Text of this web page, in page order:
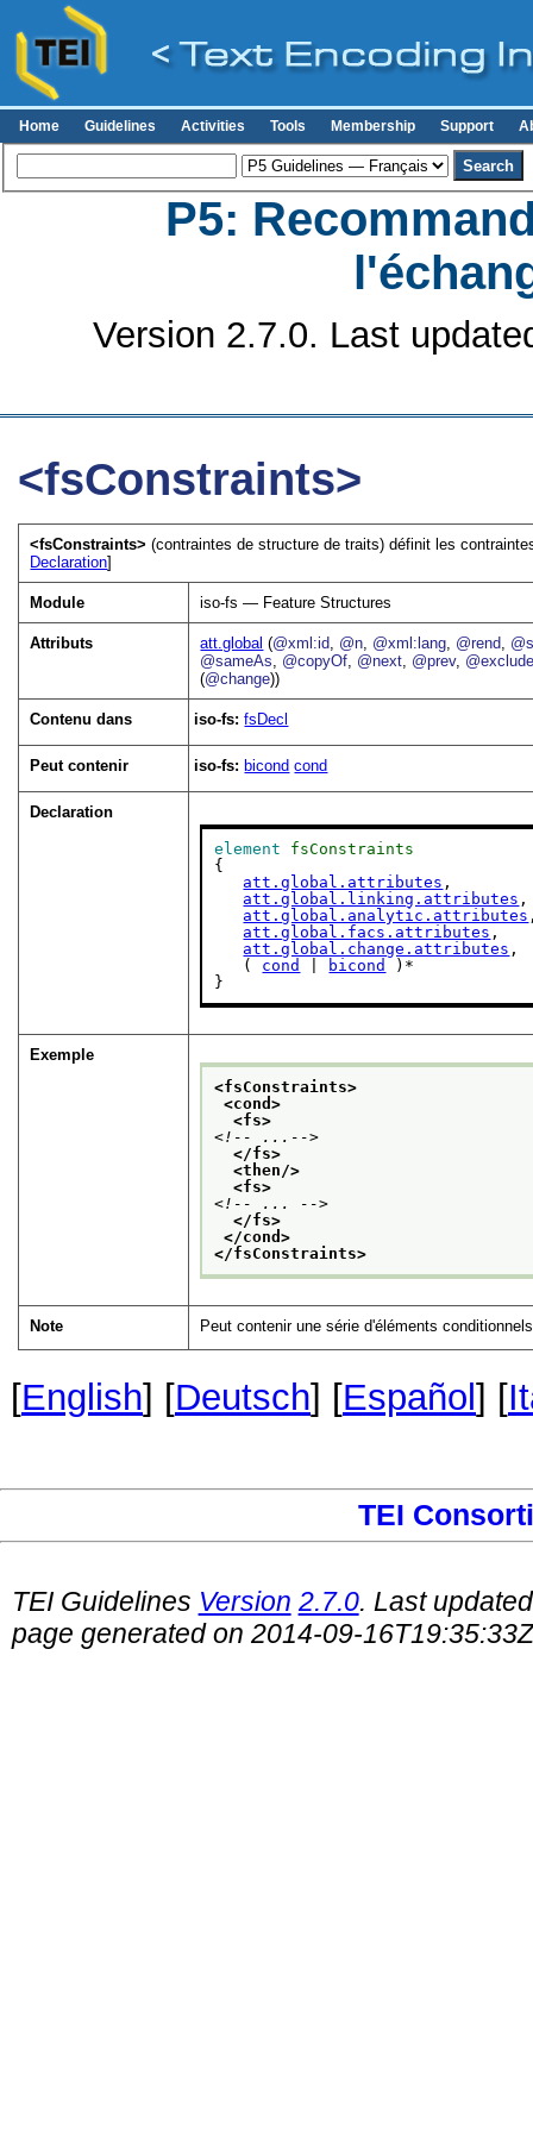
Home Guidelines Activities Tools Membership Support
P5:
Version 2.7.0. Last
<fsConstraints>
<fsConstraints>(contraintes de structure de traits) définit les
Declaration]
Module iso-fs — Feature Structures
Attributs att.global (@xml:id, @n, @xml:lang, @rend,
@sameAs, @copyOf, @next, @prev,
(@change))
Contenu dans iso-fs:fsDecl
Peut contenir iso-fs: bicond cond
Declaration
element
fsConstraints
{
att.global.attributes ,
att.global.linking.attributes ,
att.global.analytic.attributes
att.global.facs.attributes ,
att.global.change.attributes ,
   (
cond bicond
)*
}
Exemple
<fsConstraints>
<cond>
<fs>
<!-- ...-->
</fs>
<then/>
<fs>
<!-- ... -->
</fs>
</cond>
</fsConstraints>
Note Peut contenir une série d'éléments
[English] [Deutsch] [Español ] [
TEI
TEI Guidelines Version 2.7.0. Last
page generated on 2014-09-16T19:35:33Z